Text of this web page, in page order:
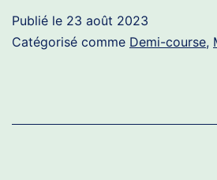
Publié le 23 août 2023
Catégorisé comme Demi-course,